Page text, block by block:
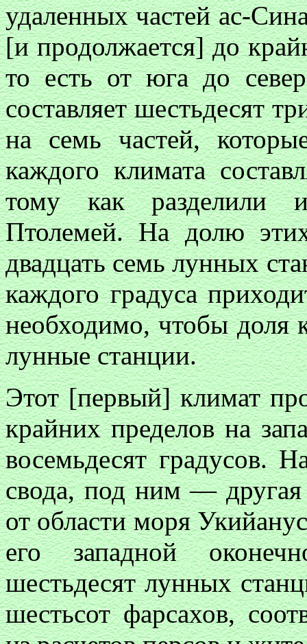
удаленных частей ас-
[и продолжается] до
то есть от юга до
составляет шестьдесят
на семь частей,
каждого климата
тому как разделили
Птолемей. На долю
двадцать семь лунных
каждого градуса
необходимо, чтобы доля
лунные станции.
Этот [первый] климат
крайних пределов на
восемьдесят градусов.
свода, под ним — другая
от области моря
его западной
шестьдесят лунных
шестьсот фарсахов,